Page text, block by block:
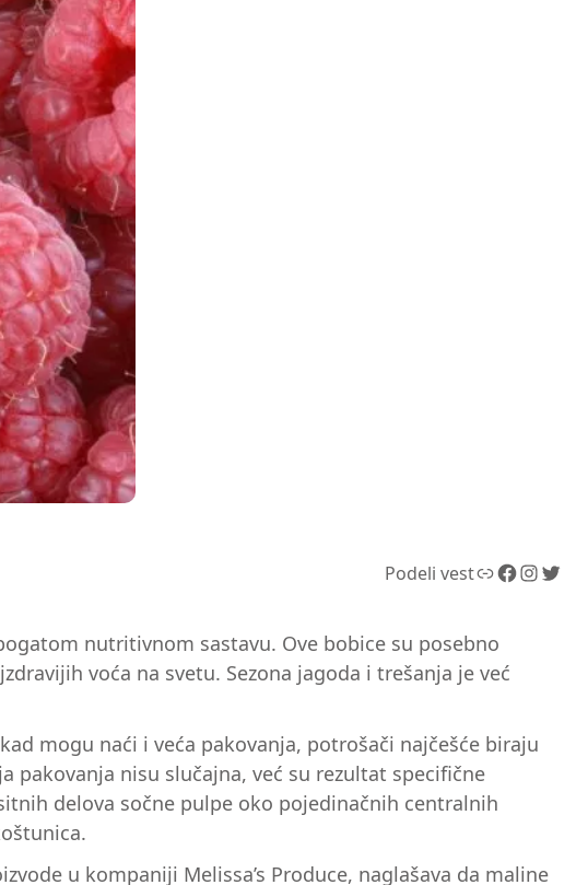
Podeli vestLink Facebook InstagramTwitter
nutritivnom sastavu. Ove bobice su posebno
voća na svetu. Sezona jagoda i trešanja je već
mogu naći i veća pakovanja, potrošači najčešće biraju
pakovanja nisu slučajna, već su rezultat specifične
delova sočne pulpe oko pojedinačnih centralnih
u kompaniji Melissa’s Produce, naglašava da maline